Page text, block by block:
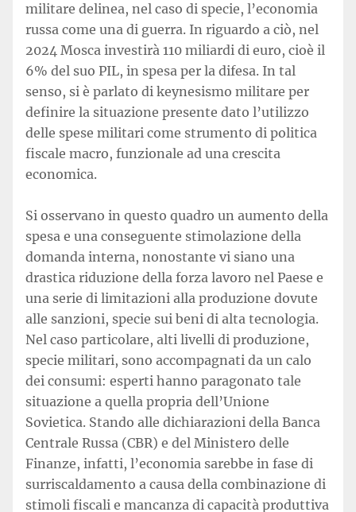
militare delinea, nel caso di specie, l’economia
russa come una di guerra. In riguardo a ciò, nel
2024 Mosca investirà 110 miliardi di euro, cioè il
6% del suo PIL, in spesa per la difesa. In tal
senso, si è parlato di keynesismo militare per
definire la situazione presente dato l’utilizzo
delle spese militari come strumento di politica
fiscale macro, funzionale ad una crescita
economica.
Si osservano in questo quadro un aumento della
spesa e una conseguente stimolazione della
domanda interna, nonostante vi siano una
drastica riduzione della forza lavoro nel Paese e
una serie di limitazioni alla produzione dovute
alle sanzioni, specie sui beni di alta tecnologia.
Nel caso particolare, alti livelli di produzione,
specie militari, sono accompagnati da un calo
dei consumi: esperti hanno paragonato tale
situazione a quella propria dell’Unione
Sovietica. Stando alle dichiarazioni della Banca
Centrale Russa (CBR) e del Ministero delle
Finanze, infatti, l’economia sarebbe in fase di
surriscaldamento a causa della combinazione di
stimoli fiscali e mancanza di capacità produttiva